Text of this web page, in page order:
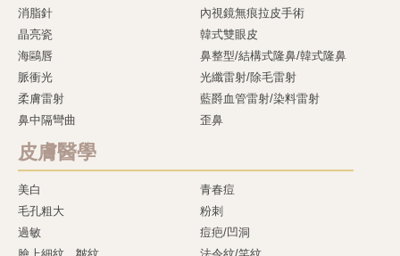
消脂針
內視鏡無痕拉皮手術
晶亮瓷
韓式雙眼皮
海鷗唇
鼻整型/結構式隆鼻/韓式隆鼻
脈衝光
光纖雷射/除毛雷射
柔膚雷射
藍爵血管雷射/染料雷射
鼻中隔彎曲
歪鼻
皮膚醫學
美白
青春痘
毛孔粗大
粉刺
過敏
痘疤/凹洞